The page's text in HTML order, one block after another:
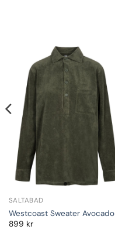
SALTABAD
Westcoast Sweater Avocado
899 kr